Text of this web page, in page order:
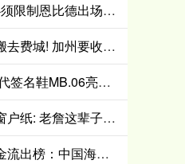
怀远股票 帕森斯: 常规赛必须限制恩比德出场时间 打40场&每场25分钟就行了
广州典丰 詹姆斯离开湖人搬去费城! 加州要收亿万富翁税, 搬走也白搭?
金财配资 拉梅洛·鲍尔第六代签名鞋MB.06亮相 首发配色将于近日小面积发售
全电配资 追梦一句话捅破窗户纸: 老詹这辈子都不会穿勇士球衣
中期国际 石油石化行业资金流出榜：中国海油等5股净流出资金超5000万元